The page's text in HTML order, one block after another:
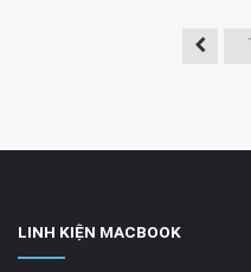
1
LINH KIỆN MACBOOK